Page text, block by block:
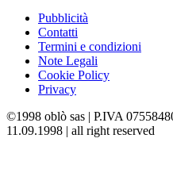
Pubblicità
Contatti
Termini e condizioni
Note Legali
Cookie Policy
Privacy
©1998 oblò sas | P.IVA
11.09.1998 | all right reserved